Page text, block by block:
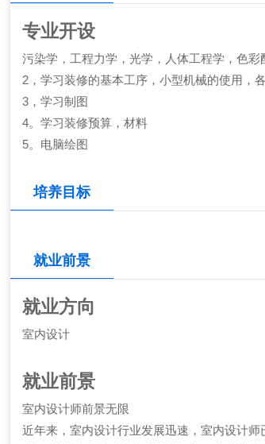
专业开设
污染学，工程力学，光学，人体工程学，色
2，学习装修的基本工序，小型机械的使用，
3，学习制图
4。学习装修预算，材料
5。电脑绘图
培养目标
就业前景
就业方向
室内设计
就业前景
室内设计师前景无限
近年来，室内设计行业发展迅速，室内设计